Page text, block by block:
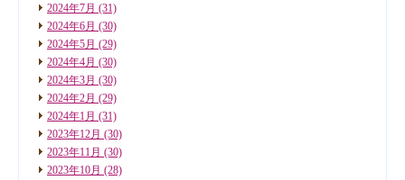
2024年7月 (31)
2024年6月 (30)
2024年5月 (29)
2024年4月 (30)
2024年3月 (30)
2024年2月 (29)
2024年1月 (31)
2023年12月 (30)
2023年11月 (30)
2023年10月 (28)